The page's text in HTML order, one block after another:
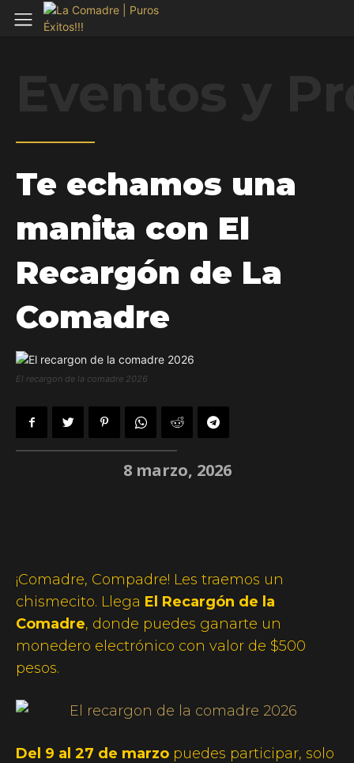
Te echamos una
manita con El
Recargón de La
Comadre
El recargon de la comadre 2026
8 marzo, 2026
¡Comadre, Compadre! Les traemos un
chismecito. Llega El Recargón de la
Comadre, donde puedes ganarte un
monedero electrónico con valor de $500
pesos.
Del 9 al 27 de marzo puedes participar, solo